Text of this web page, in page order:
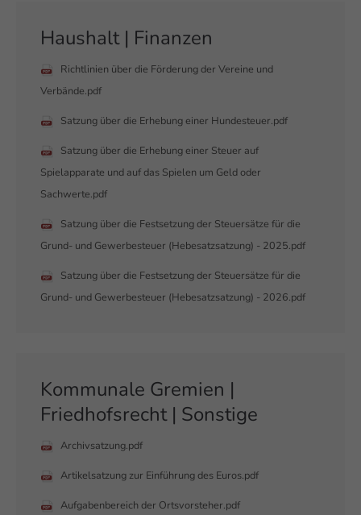
Haushalt | Finanzen
Richtlinien über die Förderung der Vereine und
Verbände.pdf
Satzung über die Erhebung einer Hundesteuer.pdf
Satzung über die Erhebung einer Steuer auf
Spielapparate und auf das Spielen um Geld oder
Sachwerte.pdf
Satzung über die Festsetzung der Steuersätze für die
Grund- und Gewerbesteuer (Hebesatzsatzung) - 2025.pdf
Satzung über die Festsetzung der Steuersätze für die
Grund- und Gewerbesteuer (Hebesatzsatzung) - 2026.pdf
Kommunale Gremien |
Friedhofsrecht | Sonstige
Archivsatzung.pdf
Artikelsatzung zur Einführung des Euros.pdf
Aufgabenbereich der Ortsvorsteher.pdf